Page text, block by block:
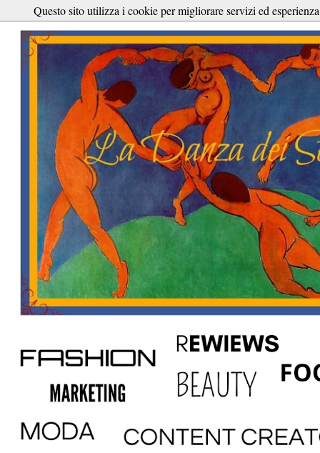
Questo sito utilizza i cookie per migliorare servizi ed